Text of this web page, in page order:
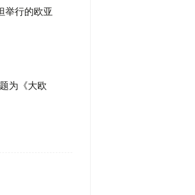
举行的欧亚
为《大欧